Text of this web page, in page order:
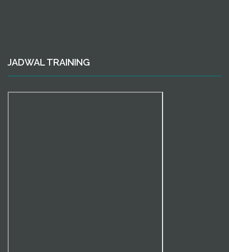
JADWAL TRAINING